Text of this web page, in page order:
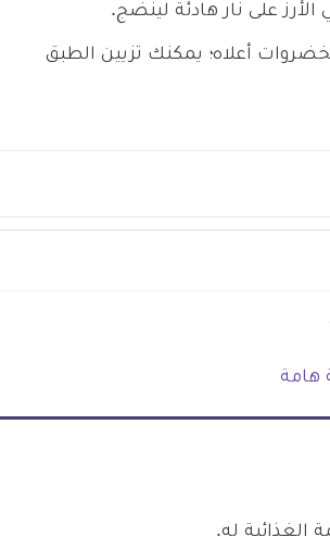
على نار هادئة لينضج.
أعلاه؛ يمكنك تزيين الطبق
هامة
الغذائية له.